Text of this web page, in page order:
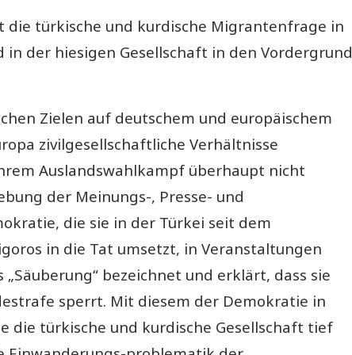
die türkische und kurdische Migrantenfrage in
der hiesigen Gesellschaft in den Vordergrund
Zielen auf deutschem und europäischem
zivilgesellschaftliche Verhältnisse
Auslandswahlkampf überhaupt nicht
der Meinungs-, Presse- und
die sie in der Türkei seit dem
in die Tat umsetzt, in Veranstaltungen
bezeichnet und erklärt, dass sie
sperrt. Mit diesem der Demokratie in
die türkische und kurdische Gesellschaft tief